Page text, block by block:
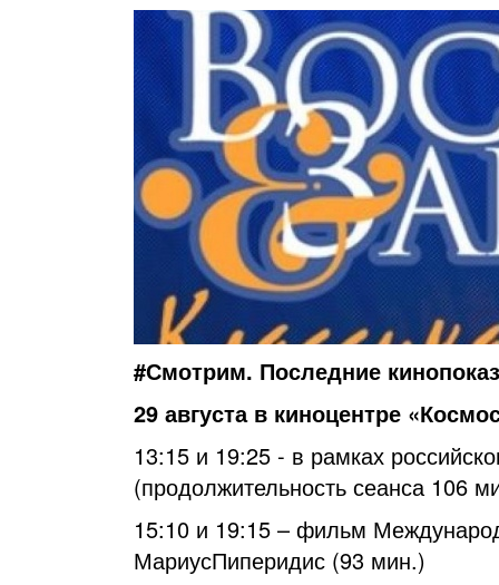
#Смотрим. Последние
29 августа в киноцентре
13:15 и 19:25 - в рамках
(продолжительность сеанса 106
15:10 и 19:15 – фильм
МариусПиперидис (93 мин.)